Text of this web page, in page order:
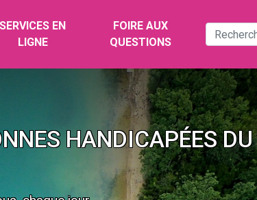
SERVICES EN
LIGNE
FOIRE AUX
QUESTIONS
HANDICAPÉES